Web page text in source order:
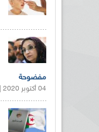
مفضوحة
04 أكتوبر 2020 |